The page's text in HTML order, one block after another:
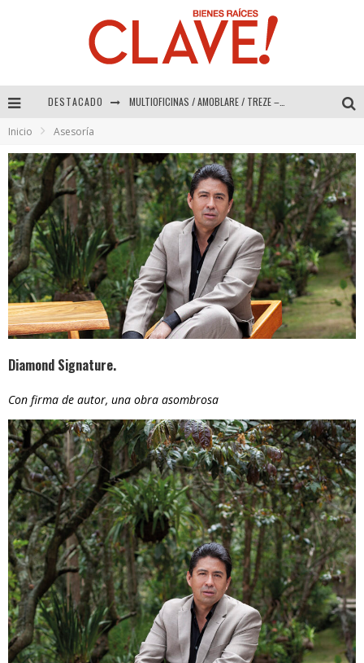
DESTACADO
ADRIANA HOYOS DESIGN STUDIO – Especial Interiorismo & Decoración 2026
MULTIOFICINAS / AMOBLARE / TREZE – Especial Interiorismo & Decoración 2026
Inicio Asesoría
Diamond Signature.
Con firma de autor, una obra asombrosa